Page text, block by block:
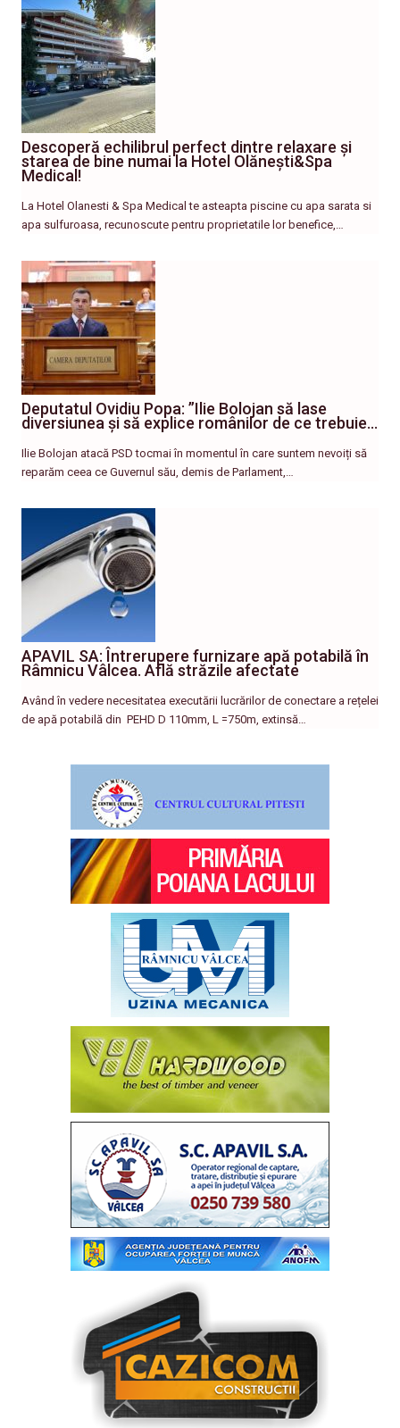
Descoperă echilibrul perfect dintre relaxare și
starea de bine numai la Hotel Olănești&Spa
Medical!
La Hotel Olanesti & Spa Medical te asteapta piscine cu apa sarata si
apa sulfuroasa, recunoscute pentru proprietatile lor benefice,…
Deputatul Ovidiu Popa: ”Ilie Bolojan să lase
diversiunea și să explice românilor de ce trebuie…
Ilie Bolojan atacă PSD tocmai în momentul în care suntem nevoiți să
reparăm ceea ce Guvernul său, demis de Parlament,…
APAVIL SA: Întrerupere furnizare apă potabilă în
Râmnicu Vâlcea. Află străzile afectate
Având în vedere necesitatea executării lucrărilor de conectare a rețelei
de apă potabilă din PEHD D 110mm, L =750m, extinsă…